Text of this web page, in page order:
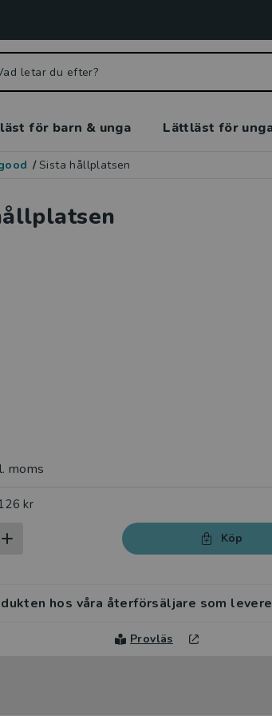
för barn & unga Lättläst för
/ Sista hållplatsen
moms
kr
Köp
hos våra återförsäljare som
Provläs